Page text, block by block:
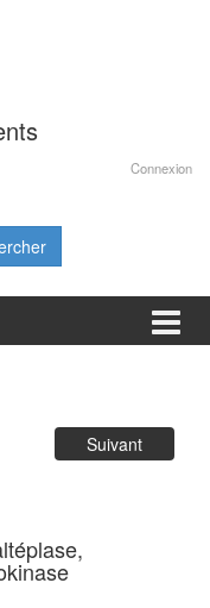
Connexion
Suivant